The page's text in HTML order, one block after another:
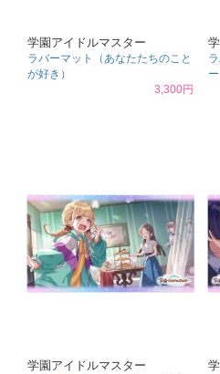
学園アイドルマスター
ラバーマット（あなたたちのこと
が好き）
3,300円
学園アイドルマスター